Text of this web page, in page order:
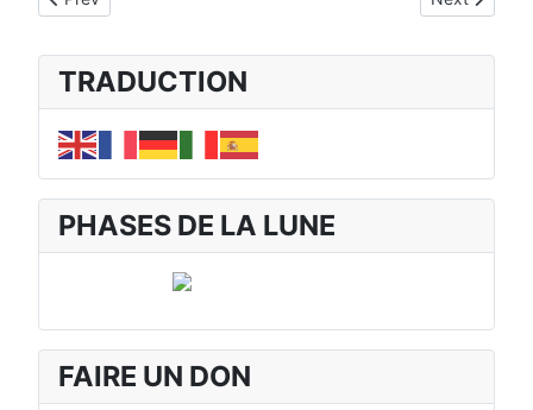
TRADUCTION
PHASES DE LA LUNE
FAIRE UN DON